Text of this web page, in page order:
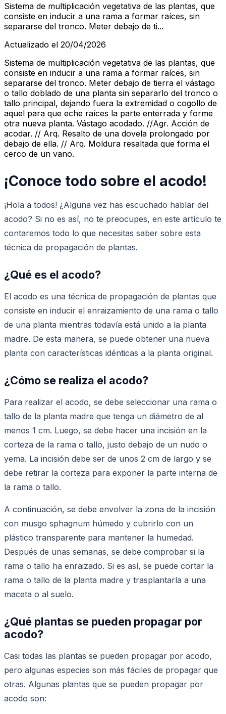
Sistema de multiplicación vegetativa de las plantas, que
consiste en inducir a una rama a formar raíces, sin
separarse del tronco. Meter debajo de ti...
Actualizado el 20/04/2026
Sistema de multiplicación vegetativa de las plantas, que
consiste en inducir a una rama a formar raíces, sin
separarse del tronco. Meter debajo de tierra el vástago
o tallo doblado de una planta sin separarlo del tronco o
tallo principal, dejando fuera la extremidad o cogollo de
aquel para que eche raíces la parte enterrada y forme
otra nueva planta. Vástago acodado. //Agr. Acción de
acodar. // Arq. Resalto de una dovela prolongado por
debajo de ella. // Arq. Moldura resaltada que forma el
cerco de un vano.
¡Conoce todo sobre el acodo!
¡Hola a todos! ¿Alguna vez has escuchado hablar del
acodo? Si no es así, no te preocupes, en este artículo te
contaremos todo lo que necesitas saber sobre esta
técnica de propagación de plantas.
¿Qué es el acodo?
El acodo es una técnica de propagación de plantas que
consiste en inducir el enraizamiento de una rama o tallo
de una planta mientras todavía está unido a la planta
madre. De esta manera, se puede obtener una nueva
planta con características idénticas a la planta original.
¿Cómo se realiza el acodo?
Para realizar el acodo, se debe seleccionar una rama o
tallo de la planta madre que tenga un diámetro de al
menos 1 cm. Luego, se debe hacer una incisión en la
corteza de la rama o tallo, justo debajo de un nudo o
yema. La incisión debe ser de unos 2 cm de largo y se
debe retirar la corteza para exponer la parte interna de
la rama o tallo.
A continuación, se debe envolver la zona de la incisión
con musgo sphagnum húmedo y cubrirlo con un
plástico transparente para mantener la humedad.
Después de unas semanas, se debe comprobar si la
rama o tallo ha enraizado. Si es así, se puede cortar la
rama o tallo de la planta madre y trasplantarla a una
maceta o al suelo.
¿Qué plantas se pueden propagar por
acodo?
Casi todas las plantas se pueden propagar por acodo,
pero algunas especies son más fáciles de propagar que
otras. Algunas plantas que se pueden propagar por
acodo son: